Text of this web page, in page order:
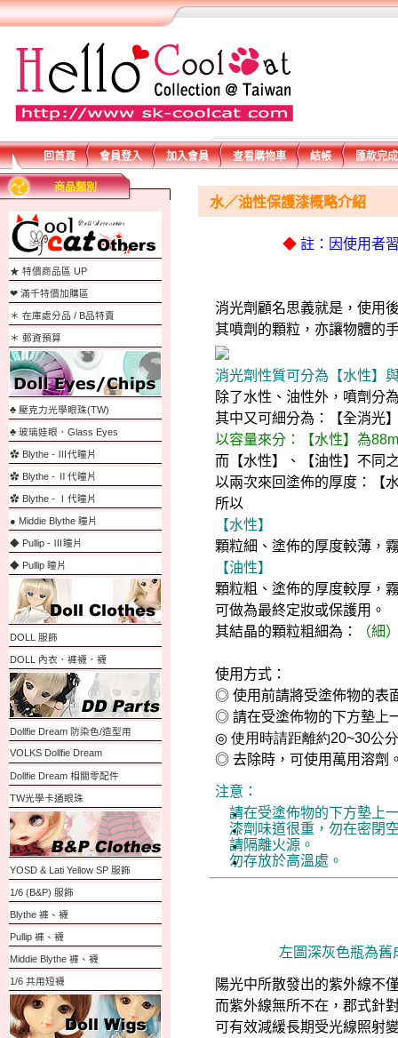
回首頁 會員登入 加入會員 查看購物車 結帳 匯款完
商品類別
★ 特價商品區 UP
❤ 滿千特價加購區
＊ 在庫處分品 / B品特賣
＊ 郵資預算
♣ 壓克力光學眼珠(TW)
♣ 玻璃娃眼．Glass Eyes
✿ Blythe - Ⅲ代瞳片
✿ Blythe - Ⅱ代瞳片
✿ Blythe - Ⅰ代瞳片
● Middie Blythe 瞳片
◆ Pullip - Ⅲ瞳片
◆ Pullip 瞳片
DOLL 服飾
DOLL 內衣．褲襪．襪
Dollfie Dream 防染色/造型用
VOLKS Dollfie Dream
Dollfie Dream 相關零配件
TW光學卡通眼珠
YOSD & Lati Yellow SP 服飾
1/6 (B&P) 服飾
Blythe 褲、襪
Pullip 褲、襪
Middie Blythe 褲、襪
1/6 共用短襪
水／油性保護漆概略介紹
◆ 註：因使用者
消光劑顧名思義就是，使用
其噴劑的顆粒，亦讓物體的
消光劑性質可分為【水性】
除了水性、油性外，噴劑分
其中又可細分為：【全消光
以容量來分：【水性】為
而【水性】、【油性】不同
以兩次來回塗佈的厚度：【
所以
【水性】
顆粒細、塗佈的厚度較薄，
【油性】
顆粒粗、塗佈的厚度較厚，
可做為最終定妝或保護用。
其結晶的顆粒粗細為：
（細
使用方式：
◎ 使用前請將受塗佈物的表
◎ 請在受塗佈物的下方墊上
◎ 使用時請距離約20~30公
◎ 去除時，可使用萬用溶劑
注意：
請在受塗佈物的下方墊上
漆劑味道很重，勿在密閉
請隔離火源。
勿存放於高溫處。
左圖深灰色瓶為
陽光中所散發出的紫外線不
而紫外線無所不在，郡式針
可有效減緩長期受光線照射